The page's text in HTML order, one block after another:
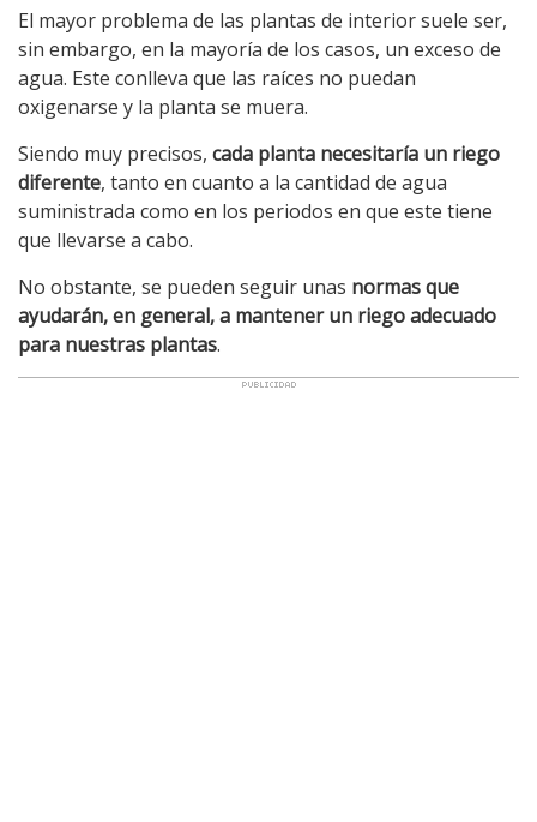
El mayor problema de las plantas de interior suele ser,
sin embargo, en la mayoría de los casos, un exceso de
agua. Este conlleva que las raíces no puedan
oxigenarse y la planta se muera.
Siendo muy precisos, cada planta necesitaría un riego
diferente, tanto en cuanto a la cantidad de agua
suministrada como en los periodos en que este tiene
que llevarse a cabo.
No obstante, se pueden seguir unas normas que
ayudarán, en general, a mantener un riego adecuado
para nuestras plantas.